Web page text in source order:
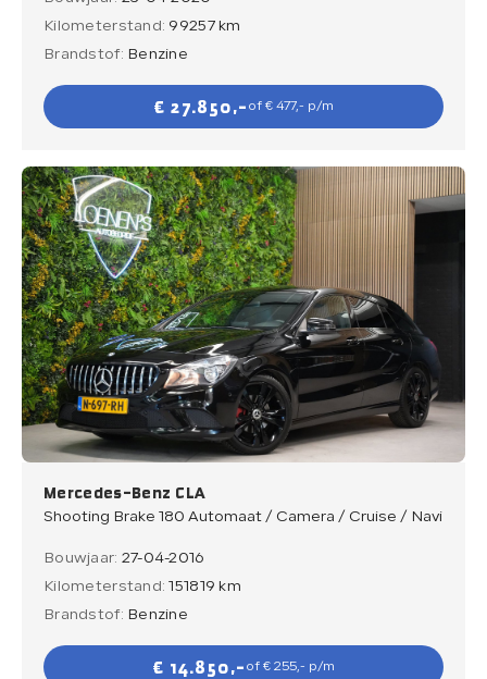
Kilometerstand: 99257 km
Brandstof: Benzine
€ 27.850,- of € 477,- p/m
Mercedes-Benz CLA
Shooting Brake 180 Automaat / Camera / Cruise / Navi
Bouwjaar: 27-04-2016
Kilometerstand:151819 km
Brandstof: Benzine
€ 14.850,- of € 255,- p/m